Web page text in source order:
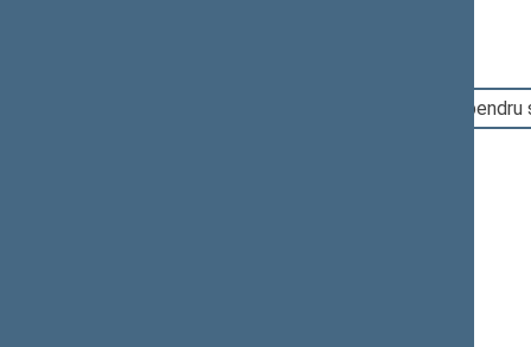
Įvyko balsavimas. Pritarta